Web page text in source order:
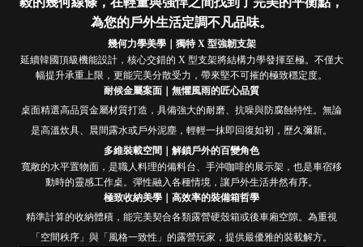
為您的戶外生活定調不凡品味。
幾何力學美學｜獨特 X 型強韌支架
延續韓國頂級機能設計，核心交錯的 X 型支架將結構力學發揮至極。不僅大
幅提升承重上限，更能完美分散受力，帶來堅不可摧的極致穩定度。
耐候金屬案面｜無懼風雨的匠心品質
桌面精選高品質金屬材質打造，具備強大的耐磨、抗噪與防腐蝕特性。無論
是高溫炊具、晨間露水或戶外泥塵，輕輕一抹即回復如初，歷久彌新。
多維裝載空間｜解鎖戶外的百變角色
寬敞的水平置物面，是職人料理的備料台、手沖咖啡的展示架，也是車宿移
動時的靈感工作桌。彈性融入各種情境，讓戶外生活井然有序。
極致收納美學｜高效率的裝備箱哲學
精準計算的收納體積，能完美契合各類露營硬殼箱或後車廂空隙。為重視
「空間秩序」與「風格一致性」的露營玩家，提供最優雅的裝載解方。